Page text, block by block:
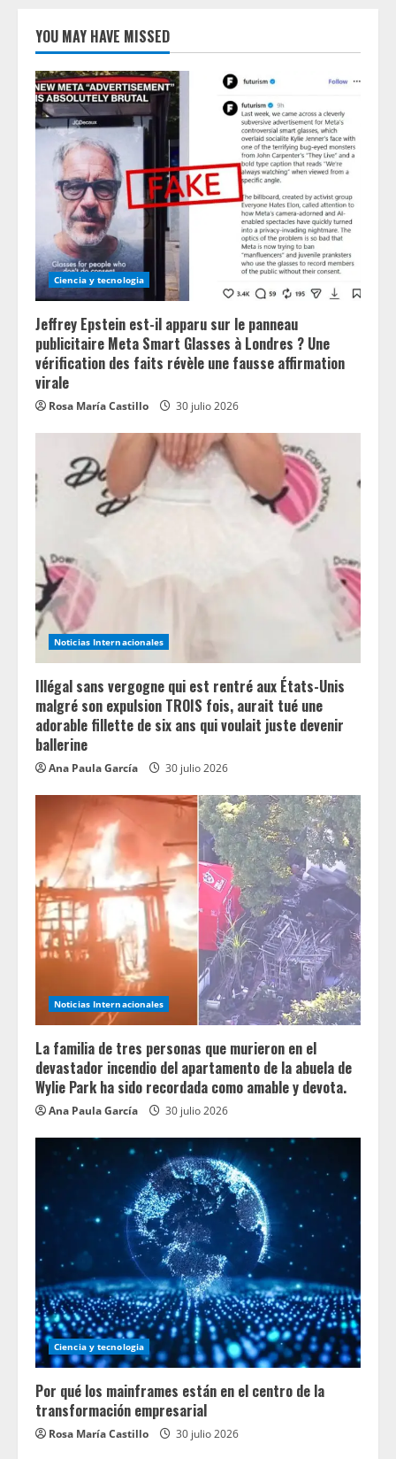
YOU MAY HAVE MISSED
Ciencia y tecnologia
Jeffrey Epstein est-il apparu sur le panneau
publicitaire Meta Smart Glasses à Londres ? Une
vérification des faits révèle une fausse affirmation
virale
Rosa María Castillo 30 julio 2026
Noticias Internacionales
Illégal sans vergogne qui est rentré aux États-Unis
malgré son expulsion TROIS fois, aurait tué une
adorable fillette de six ans qui voulait juste devenir
ballerine
Ana Paula García 30 julio 2026
Noticias Internacionales
La familia de tres personas que murieron en el
devastador incendio del apartamento de la abuela de
Wylie Park ha sido recordada como amable y devota.
Ana Paula García 30 julio 2026
Ciencia y tecnologia
Por qué los mainframes están en el centro de la
transformación empresarial
Rosa María Castillo 30 julio 2026